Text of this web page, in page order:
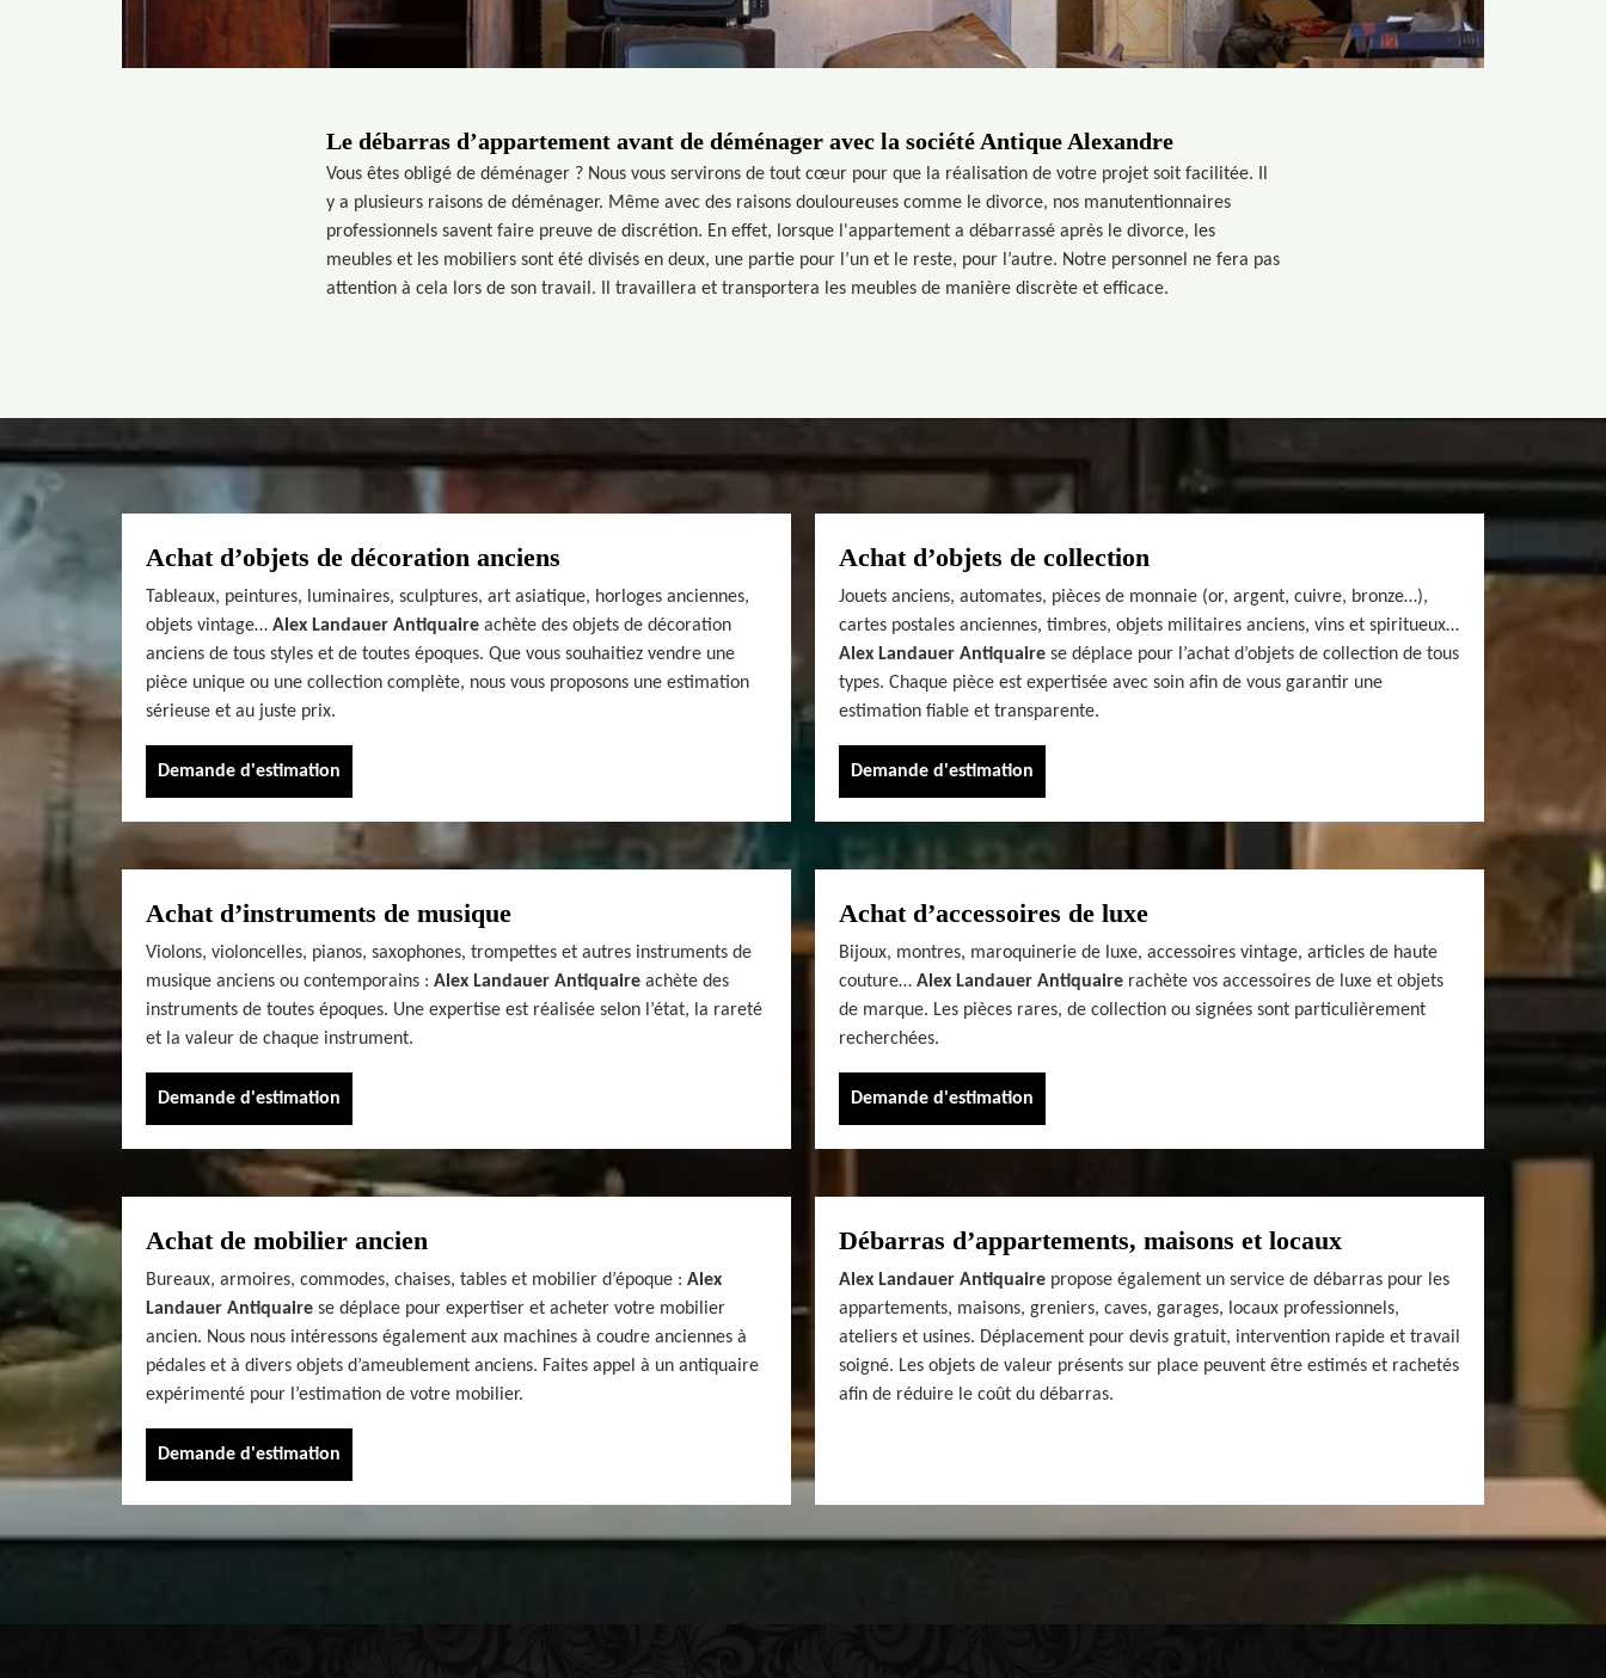
Le débarras d’appartement avant de déménager avec la société Antique Alexandre
Vous êtes obligé de déménager ? Nous vous servirons de tout cœur pour que la réalisation de votre projet soit facilitée. Il
y a plusieurs raisons de déménager. Même avec des raisons douloureuses comme le divorce, nos manutentionnaires
professionnels savent faire preuve de discrétion. En effet, lorsque l'appartement a débarrassé après le divorce, les
meubles et les mobiliers sont été divisés en deux, une partie pour l’un et le reste, pour l’autre. Notre personnel ne fera pas
attention à cela lors de son travail. Il travaillera et transportera les meubles de manière discrète et efficace.
Achat d’objets de décoration anciens
Tableaux, peintures, luminaires, sculptures, art asiatique, horloges anciennes,
objets vintage… Alex Landauer Antiquaire achète des objets de décoration
anciens de tous styles et de toutes époques. Que vous souhaitiez vendre une
pièce unique ou une collection complète, nous vous proposons une estimation
sérieuse et au juste prix.
Demande d'estimation
Achat d’objets de collection
Jouets anciens, automates, pièces de monnaie (or, argent, cuivre, bronze…),
cartes postales anciennes, timbres, objets militaires anciens, vins et spiritueux…
Alex Landauer Antiquaire se déplace pour l’achat d’objets de collection de tous
types. Chaque pièce est expertisée avec soin afin de vous garantir une
estimation fiable et transparente.
Demande d'estimation
Achat d’instruments de musique
Violons, violoncelles, pianos, saxophones, trompettes et autres instruments de
musique anciens ou contemporains : Alex Landauer Antiquaire achète des
instruments de toutes époques. Une expertise est réalisée selon l’état, la rareté
et la valeur de chaque instrument.
Demande d'estimation
Achat d’accessoires de luxe
Bijoux, montres, maroquinerie de luxe, accessoires vintage, articles de haute
couture… Alex Landauer Antiquaire rachète vos accessoires de luxe et objets
de marque. Les pièces rares, de collection ou signées sont particulièrement
recherchées.
Demande d'estimation
Achat de mobilier ancien
Bureaux, armoires, commodes, chaises, tables et mobilier d’époque : Alex
Landauer Antiquaire se déplace pour expertiser et acheter votre mobilier
ancien. Nous nous intéressons également aux machines à coudre anciennes à
pédales et à divers objets d’ameublement anciens. Faites appel à un antiquaire
expérimenté pour l’estimation de votre mobilier.
Demande d'estimation
Débarras d’appartements, maisons et locaux
Alex Landauer Antiquaire propose également un service de débarras pour les
appartements, maisons, greniers, caves, garages, locaux professionnels,
ateliers et usines. Déplacement pour devis gratuit, intervention rapide et travail
soigné. Les objets de valeur présents sur place peuvent être estimés et rachetés
afin de réduire le coût du débarras.